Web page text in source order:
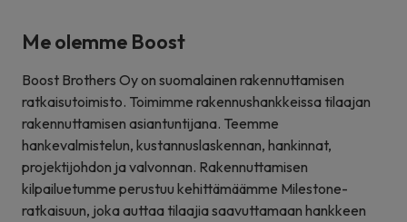
Me olemme Boost
Boost Brothers Oy on suomalainen rakennuttamisen
ratkaisutoimisto. Toimimme rakennushankkeissa tilaajan
rakennuttamisen asiantuntijana. Teemme
hankevalmistelun, kustannuslaskennan, hankinnat,
projektijohdon ja valvonnan. Rakennuttamisen
kilpailuetumme perustuu kehittämäämme Milestone-
ratkaisuun, joka auttaa tilaajia saavuttamaan hankkeen